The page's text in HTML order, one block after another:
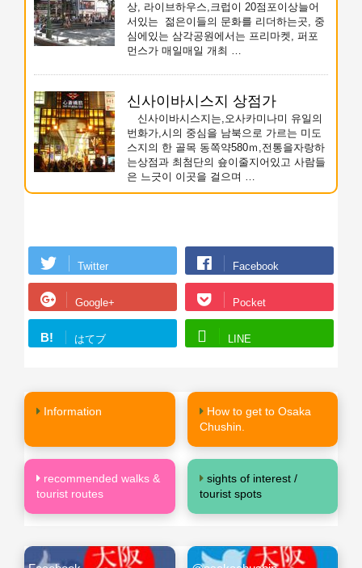
상, 라이브하우스,크럽이 20점포이상늘어
서있는 젊은이들의 문화를 리더하는곳, 중
심에있는 삼각공원에서는 프리마켓, 퍼포
먼스가 매일매일 개최 …
신사이바시스지 상점가
신사이바시스지는,오사카미나미 유일의
번화가,시의 중심을 남북으로 가르는 미도
스지의 한 골목 동쪽약580ｍ,전통을자랑하
는상점과 최첨단의 숖이줄지어있고 사람들
은 느긋이 이곳을 걸으며 …
Twitter Facebook
Google+ Pocket
B! はてブ LINE
Information
How to get to Osaka
Chushin.
recommended walks &
tourist routes
sights of interest /
tourist spots